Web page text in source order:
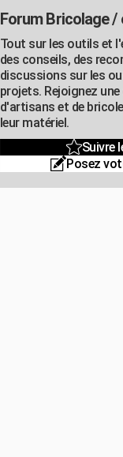
Forum Bricolage /
Tout sur les outils et
des conseils, des
discussions sur les
projets. Rejoignez
d'artisans et de
leur matériel.
Suivre
Posez